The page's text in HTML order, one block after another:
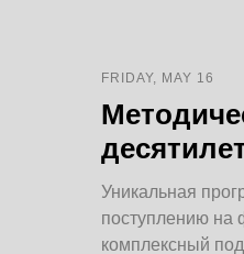
FRIDAY, MAY 16
Уникальная
поступлению на
комплексный